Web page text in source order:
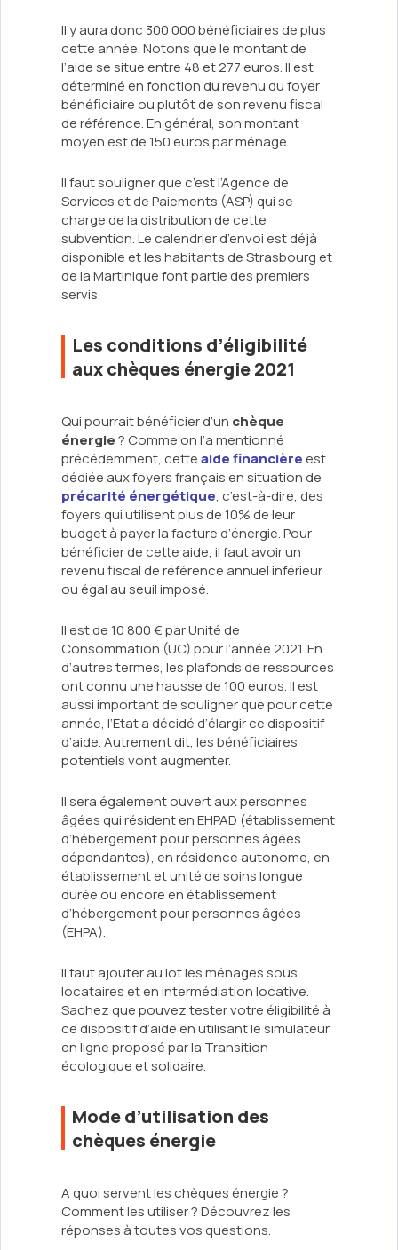
Il y aura donc 300 000 bénéficiaires de plus
cette année. Notons que le montant de
l’aide se situe entre 48 et 277 euros. Il est
déterminé en fonction du revenu du foyer
bénéficiaire ou plutôt de son revenu fiscal
de référence. En général, son montant
moyen est de 150 euros par ménage.
Il faut souligner que c’est l’Agence de
Services et de Paiements (ASP) qui se
charge de la distribution de cette
subvention. Le calendrier d’envoi est déjà
disponible et les habitants de Strasbourg et
de la Martinique font partie des premiers
servis.
Les conditions d’éligibilité
aux chèques énergie 2021
Qui pourrait bénéficier d’un chèque
énergie? Comme on l’a mentionné
précédemment, cetteaide financièreest
dédiée aux foyers français en situation de
précarité énergétique, c’est-à-dire, des
foyers qui utilisent plus de 10% de leur
budget à payer la facture d’énergie. Pour
bénéficier de cette aide, il faut avoir un
revenu fiscal de référence annuel inférieur
ou égal au seuil imposé.
Il est de 10 800 € par Unité de
Consommation (UC) pour l’année 2021. En
d’autres termes, les plafonds de ressources
ont connu une hausse de 100 euros. Il est
aussi important de souligner que pour cette
année, l’Etat a décidé d’élargir ce dispositif
d’aide. Autrement dit, les bénéficiaires
potentiels vont augmenter.
Il sera également ouvert aux personnes
âgées qui résident en EHPAD (établissement
d’hébergement pour personnes âgées
dépendantes), en résidence autonome, en
établissement et unité de soins longue
durée ou encore en établissement
d’hébergement pour personnes âgées
(EHPA).
Il faut ajouter au lot les ménages sous
locataires et en intermédiation locative.
Sachez que pouvez tester votre éligibilité à
ce dispositif d’aide en utilisant le simulateur
en ligne proposé par la Transition
écologique et solidaire.
Mode d’utilisation des
chèques énergie
A quoi servent les chèques énergie ?
Comment les utiliser ? Découvrez les
réponses à toutes vos questions.